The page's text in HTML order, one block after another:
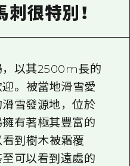
很特別！
，以其2500m長的
。 被當地滑雪愛
雪發源地，位於
有著極其豐富的
到樹木被霜覆
可以看到遠處的